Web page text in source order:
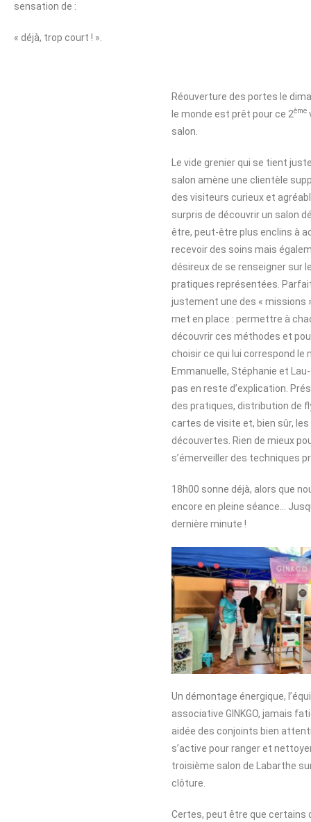
sensation de :
« déjà, trop court ! ».
Réouverture des portes le
le monde est prêt pour ce 2ème
salon.
Le vide grenier qui se tient
salon amène une clientèle
des visiteurs curieux et
surpris de découvrir un salon
être, peut-être plus enclins à
recevoir des soins mais
désireux de se renseigner sur
pratiques représentées. Parfait
justement une des « missions »
met en place : permettre à
découvrir ces méthodes et
choisir ce qui lui correspond le
Emmanuelle, Stéphanie et
pas en reste d’explication.
des pratiques, distribution de
cartes de visite et, bien sûr,
découvertes. Rien de mieux
s’émerveiller des techniques
18h00 sonne déjà, alors que
encore en pleine séance…
dernière minute !
Un démontage énergique,
associative GINKGO, jamais
aidée des conjoints bien
s’active pour ranger et
troisième salon de Labarthe
clôture.
Certes, peut être que certains